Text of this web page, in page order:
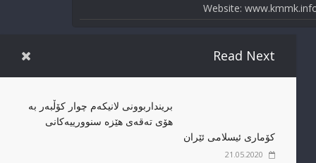
Website:
Read Next
برینداربوونی لانیکەم چوار کۆڵبەر بە
هۆی تەقەی هێزە سنوورییەکانی
کۆماری ئیسلامی ئێران
21.05.2020